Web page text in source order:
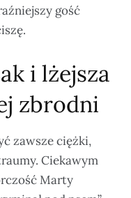
gość
i lżejsza
zbrodni
zawsze ciężki,
Ciekawym
Marty